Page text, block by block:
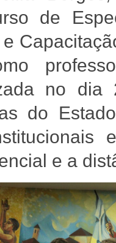
de
no
do
e a